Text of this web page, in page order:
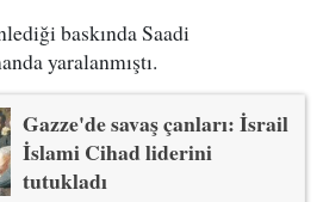
baskında Saadi
yaralanmıştı.
Gazze'de savaş çanları: İsrail
İslami Cihad liderini
tutukladı